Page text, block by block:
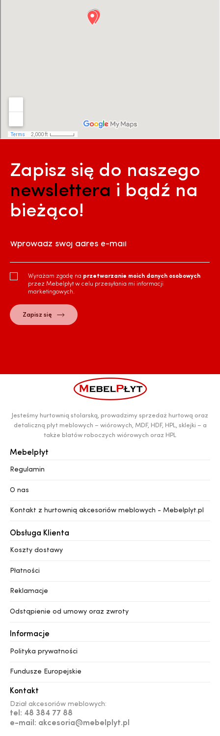
Zapisz się do naszego
newslettera i bądź na
bieżąco!
Wprowadź swój adres e-mail
Wyrażam zgodę na przetwarzanie moich danych osobowych
przez Mebelpłyt w celu przesyłania mi informacji
marketingowych.
Jesteśmy hurtownią stolarską, prowadzimy sprzedaż hurtową oraz
detaliczną płyt meblowych – wiórowych, MDF, HDF, HPL, sklejki – a
także blatów roboczych wiórowych oraz HPL
Mebelpłyt
Regulamin
O nas
Kontakt z hurtownią akcesoriów meblowych - Mebelplyt.pl
Obsługa Klienta
Koszty dostawy
Płatności
Reklamacje
Odstąpienie od umowy oraz zwroty
Informacje
Polityka prywatności
Fundusze Europejskie
Kontakt
Dział akcesoriów meblowych:
tel: 48 384 77 88
e-mail: akcesoria@mebelplyt.pl